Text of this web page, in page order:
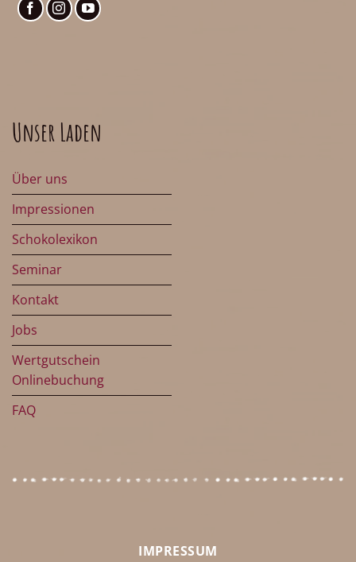
Unser Laden
Über uns
Impressionen
Schokolexikon
Seminar
Kontakt
Jobs
Wertgutschein
Onlinebuchung
FAQ
IMPRESSUM